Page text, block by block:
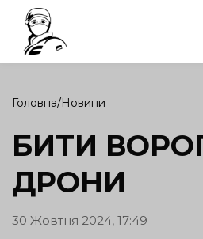
Головна Новини
БИТИ
ДРОНИ
30 Жовтня 2024, 17:49